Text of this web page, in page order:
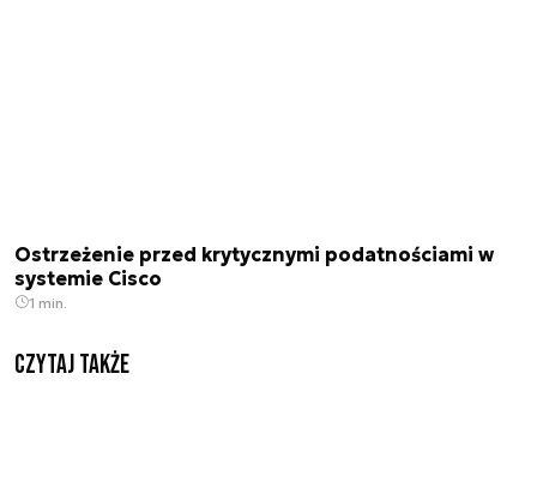
Ostrzeżenie przed krytycznymi podatnościami w
systemie Cisco
1 min.
Czytaj także